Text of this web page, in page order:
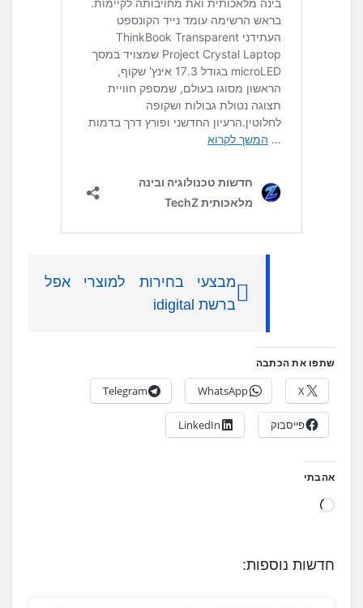
מבצעי בחירות למוצרי אפל
ברשת idigital
שתפו את הכתבה
X
WhatsApp
Telegram
פייסבוק LinkedIn
אהבתי
ט
חדשות נוספות: